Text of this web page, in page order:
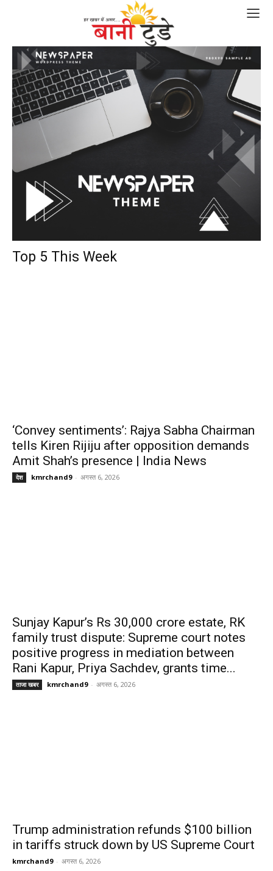
Top 5 This Week
‘Convey sentiments’: Rajya Sabha Chairman
tells Kiren Rijiju after opposition demands
Amit Shah’s presence | India News
देश kmrchand9 - अगस्त 6, 2026
Sunjay Kapur’s Rs 30,000 crore estate, RK
family trust dispute: Supreme court notes
positive progress in mediation between
Rani Kapur, Priya Sachdev, grants time...
ताजा खबर kmrchand9 - अगस्त 6, 2026
Trump administration refunds $100 billion
in tariffs struck down by US Supreme Court
kmrchand9 - अगस्त 6, 2026